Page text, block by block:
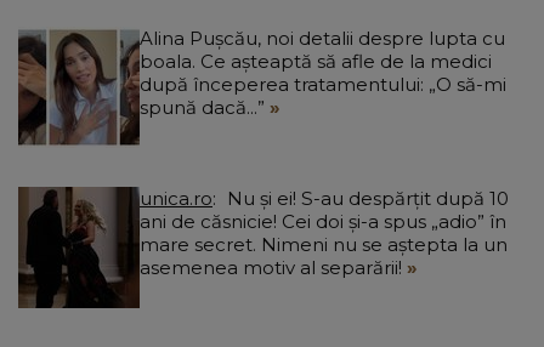
Alina Pușcău, noi detalii despre lupta cu
boala. Ce așteaptă să afle de la medici
după începerea tratamentului: „O să-mi
spună dacă...”
unica.ro
ani de căsnicie! Cei doi și-a spus „adio” în
mare secret. Nimeni nu se aștepta la un
asemenea motiv al separării!